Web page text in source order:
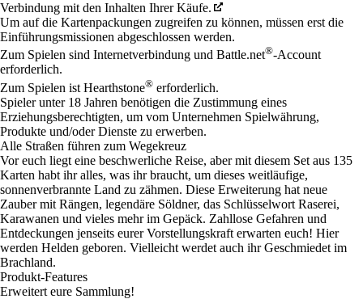
Verbindung mit den Inhalten Ihrer Käufe.
Um auf die Kartenpackungen zugreifen zu können, müssen erst die
Einführungsmissionen abgeschlossen werden.
Zum Spielen sind Internetverbindung und Battle.net®-Account
erforderlich.
Zum Spielen ist Hearthstone® erforderlich.
Spieler unter 18 Jahren benötigen die Zustimmung eines
Erziehungsberechtigten, um vom Unternehmen Spielwährung,
Produkte und/oder Dienste zu erwerben.
Alle Straßen führen zum Wegekreuz
Vor euch liegt eine beschwerliche Reise, aber mit diesem Set aus 135
Karten habt ihr alles, was ihr braucht, um dieses weitläufige,
sonnenverbrannte Land zu zähmen. Diese Erweiterung hat neue
Zauber mit Rängen, legendäre Söldner, das Schlüsselwort Raserei,
Karawanen und vieles mehr im Gepäck. Zahllose Gefahren und
Entdeckungen jenseits eurer Vorstellungskraft erwarten euch! Hier
werden Helden geboren. Vielleicht werdet auch ihr Geschmiedet im
Brachland.
Produkt-Features
Erweitert eure Sammlung!